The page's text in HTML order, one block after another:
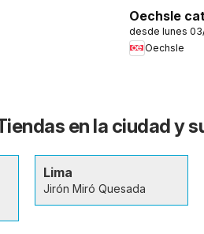
Oechsle
desde lunes
Oechsle
en la ciudad y
Lima
Jirón Miró Quesada